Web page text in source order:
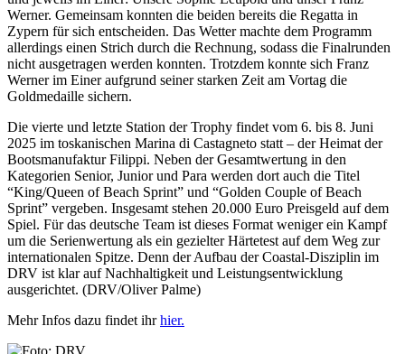
Werner. Gemeinsam konnten die beiden bereits die Regatta in
Zypern für sich entscheiden. Das Wetter machte dem Programm
allerdings einen Strich durch die Rechnung, sodass die Finalrunden
nicht ausgetragen werden konnten. Trotzdem konnte sich Franz
Werner im Einer aufgrund seiner starken Zeit am Vortag die
Goldmedaille sichern.
Die vierte und letzte Station der Trophy findet vom 6. bis 8. Juni
2025 im toskanischen Marina di Castagneto statt – der Heimat der
Bootsmanufaktur Filippi. Neben der Gesamtwertung in den
Kategorien Senior, Junior und Para werden dort auch die Titel
“King/Queen of Beach Sprint” und “Golden Couple of Beach
Sprint” vergeben. Insgesamt stehen 20.000 Euro Preisgeld auf dem
Spiel. Für das deutsche Team ist dieses Format weniger ein Kampf
um die Serienwertung als ein gezielter Härtetest auf dem Weg zur
internationalen Spitze. Denn der Aufbau der Coastal-Disziplin im
DRV ist klar auf Nachhaltigkeit und Leistungsentwicklung
ausgerichtet. (DRV/Oliver Palme)
Mehr Infos dazu findet ihrhier.